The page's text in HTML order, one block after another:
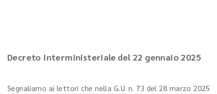
Decreto Interministeriale del 22 gennaio 2025
Segnaliamo ai lettori che nella G.U. n. 73 del 28 marzo 2025